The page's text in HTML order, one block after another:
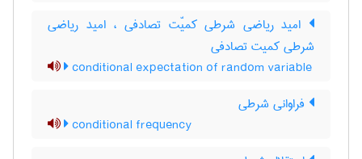
امید ریاضی شرطی کمیّت تصادفی ، امید ریاضی
شرطی کمیت تصادفی
conditional expectation of random variable
فراوانی شرطی
conditional frequency